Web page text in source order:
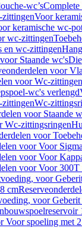
wc’sComplete
zittingenVoor
keramische wc-
wc-zittingen
en wc-zittingen
Staande wc's
voor
voor Wc-zittingen
wc's verlengd
zittingenWc-
voor Staande
Wc-zittingsringen
voor
voor Voor
voor Voor
voor Voor
voor
cm
voor
Voor spoeling met